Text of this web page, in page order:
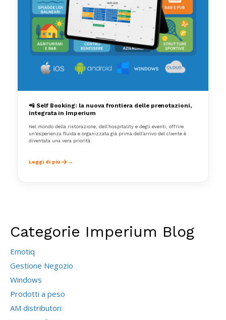
📲 Self Booking: la nuova frontiera delle prenotazioni,
integrata in Imperium
Nel mondo della ristorazione, dell’hospitality e degli eventi, offrire
un'esperienza fluida e organizzata già prima dell’arrivo del cliente è
diventata una vera priorità.
Leggi di più
Categorie Imperium Blog
Emotiq
Gestione Negozio
Windows
Prodotti a peso
AM distributori